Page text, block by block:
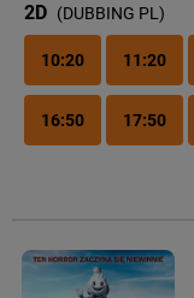
2D (DUBBING PL)
10:20 11:20
16:50 17:50